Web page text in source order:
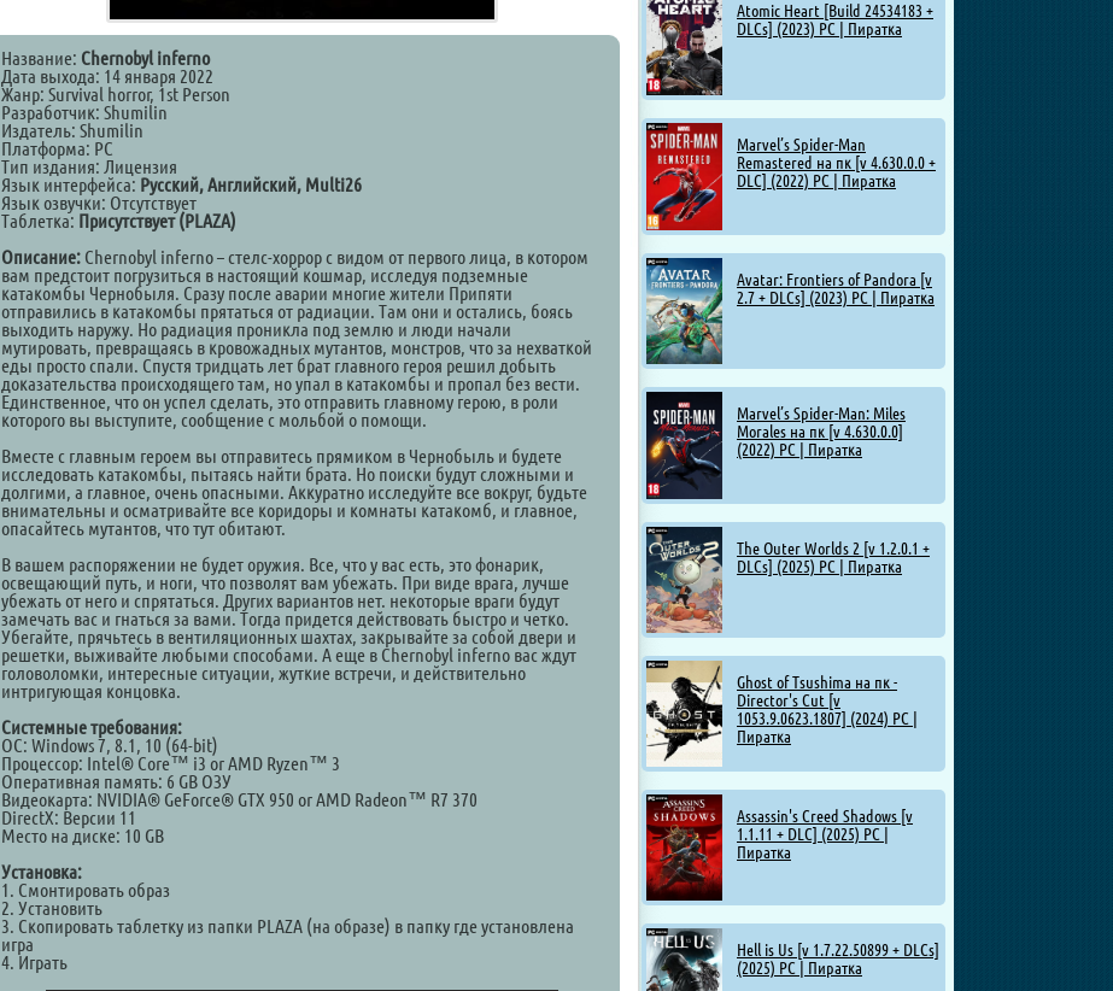
Atomic Heart [Build 24534183 +
DLCs] (2023) PC | Пиратка
Marvel’s Spider-Man
Remastered на пк [v 4.630.0.0 +
DLC] (2022) PC | Пиратка
Avatar: Frontiers of Pandora [v
2.7 + DLCs] (2023) PC | Пиратка
Marvel’s Spider-Man: Miles
Morales на пк [v 4.630.0.0]
(2022) PC | Пиратка
The Outer Worlds 2 [v 1.2.0.1 +
DLCs] (2025) PC | Пиратка
Ghost of Tsushima на пк -
Director's Cut [v
1053.9.0623.1807] (2024) PC |
Пиратка
Assassin's Creed Shadows [v
1.1.11 + DLC] (2025) PC |
Пиратка
Hell is Us [v 1.7.22.50899 + DLCs]
(2025) PC | Пиратка
Название: Chernobyl inferno
Дата выхода: 14 января 2022
Жанр: Survival horror, 1st Person
Разработчик: Shumilin
Издатель: Shumilin
Платформа: PC
Тип издания: Лицензия
Язык интерфейса: Русский, Английский, Multi26
Язык озвучки: Отсутствует
Таблетка: Присутствует (PLAZA)
Описание: Chernobyl inferno – стелс-хоррор с видом от первого лица, в котором
вам предстоит погрузиться в настоящий кошмар, исследуя подземные
катакомбы Чернобыля. Сразу после аварии многие жители Припяти
отправились в катакомбы прятаться от радиации. Там они и остались, боясь
выходить наружу. Но радиация проникла под землю и люди начали
мутировать, превращаясь в кровожадных мутантов, монстров, что за нехваткой
еды просто спали. Спустя тридцать лет брат главного героя решил добыть
доказательства происходящего там, но упал в катакомбы и пропал без вести.
Единственное, что он успел сделать, это отправить главному герою, в роли
которого вы выступите, сообщение с мольбой о помощи.
Вместе с главным героем вы отправитесь прямиком в Чернобыль и будете
исследовать катакомбы, пытаясь найти брата. Но поиски будут сложными и
долгими, а главное, очень опасными. Аккуратно исследуйте все вокруг, будьте
внимательны и осматривайте все коридоры и комнаты катакомб, и главное,
опасайтесь мутантов, что тут обитают.
В вашем распоряжении не будет оружия. Все, что у вас есть, это фонарик,
освещающий путь, и ноги, что позволят вам убежать. При виде врага, лучше
убежать от него и спрятаться. Других вариантов нет. некоторые враги будут
замечать вас и гнаться за вами. Тогда придется действовать быстро и четко.
Убегайте, прячьтесь в вентиляционных шахтах, закрывайте за собой двери и
решетки, выживайте любыми способами. А еще в Chernobyl inferno вас ждут
головоломки, интересные ситуации, жуткие встречи, и действительно
интригующая концовка.
Системные требования:
ОС: Windows 7, 8.1, 10 (64-bit)
Процессор: Intel® Core™ i3 or AMD Ryzen™ 3
Оперативная память: 6 GB ОЗУ
Видеокарта: NVIDIA® GeForce® GTX 950 or AMD Radeon™ R7 370
DirectX: Версии 11
Место на диске: 10 GB
Установка:
1. Смонтировать образ
2. Установить
3. Скопировать таблетку из папки PLAZA (на образе) в папку где установлена
игра
4. Играть